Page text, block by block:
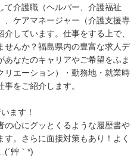
て介護職（ヘルパー、介護福祉
、ケアマネージャー（介護支援専
しています。仕事をする上で、
せんか？福島県内の豊富な求人デ
なたのキャリアやご希望をふま
リエーション）・勤務地・就業時
をご紹介します。
ます！
の心にグッとくるような履歴書や
。さらに面接対策もあり！よく
艸｀*)